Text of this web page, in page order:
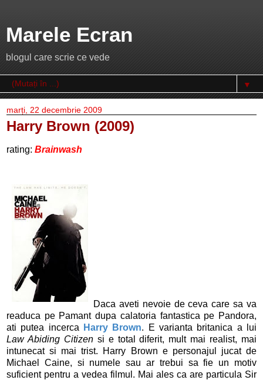
Marele Ecran
blogul care scrie ce vede
▼
marți, 22 decembrie 2009
Harry Brown (2009)
rating: Brainwash
Daca aveti nevoie de ceva care sa va
readuca pe Pamant dupa calatoria fantastica pe Pandora,
ati putea incerca
Harry Brown. E varianta britanica a lui
Law Abiding Citizensi e total diferit, mult mai realist, mai
intunecat si mai trist. Harry Brown e personajul jucat de
Michael Caine, si numele sau ar trebui sa fie un motiv
suficient pentru a vedea filmul. Mai ales ca are particula Sir